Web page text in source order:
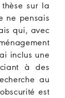
sur la
ne pensais
qui, avec
inclus une
à des
au
est